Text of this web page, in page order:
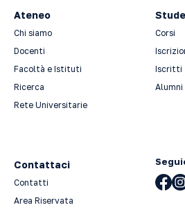
Ateneo
Chi siamo
Docenti
Facoltà e Istituti
Ricerca
Rete Universitarie
Corsi
Iscritti
Alumni
Contattaci
Contatti
Area Riservata